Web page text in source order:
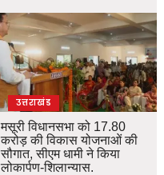
उत्तराखंड
मसूरी विधानसभा को 17.80
करोड़ की विकास योजनाओं की
सौगात, सीएम धामी ने किया
लोकार्पण-शिलान्यास.